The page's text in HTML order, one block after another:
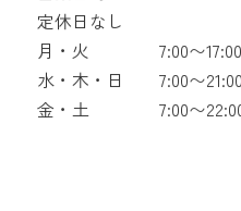
定休日なし
月・火
7:00〜17:00
水・木・日
7:00〜21:00
金・土
7:00〜